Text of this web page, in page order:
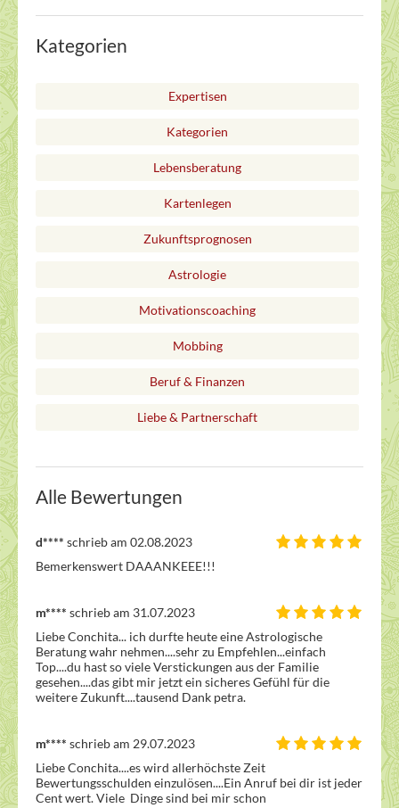
Kategorien
Expertisen
Kategorien
Lebensberatung
Kartenlegen
Zukunftsprognosen
Astrologie
Motivationscoaching
Mobbing
Beruf & Finanzen
Liebe & Partnerschaft
Alle Bewertungen
d**** schrieb am 02.08.2023
Bemerkenswert DAAANKEEE!!!
m**** schrieb am 31.07.2023
Liebe Conchita... ich durfte heute eine Astrologische
Beratung wahr nehmen....sehr zu Empfehlen...einfach
Top....du hast so viele Verstickungen aus der Familie
gesehen....das gibt mir jetzt ein sicheres Gefühl für die
weitere Zukunft....tausend Dank petra.
m**** schrieb am 29.07.2023
Liebe Conchita....es wird allerhöchste Zeit
Bewertungsschulden einzulösen....Ein Anruf bei dir ist jeder
Cent wert. Viele  Dinge sind bei mir schon